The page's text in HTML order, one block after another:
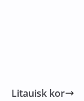
Litauisk kor